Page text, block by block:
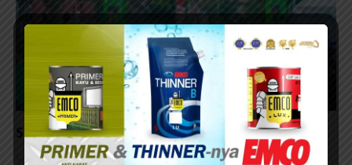
Surabaya Penutup Milo Activ Indonesia Race 2026
07/08/2026 - 14:42